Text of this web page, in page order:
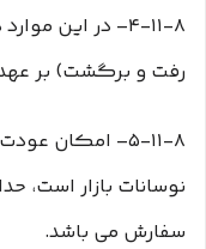
۴-۱۱-۸– در این
رفت و برگشت) بر
۵-۱۱-۸– امکان
سفارش می باشد.